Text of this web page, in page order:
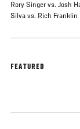
Rory Singer vs. Josh
Silva vs. Rich Franklin
FEATURED